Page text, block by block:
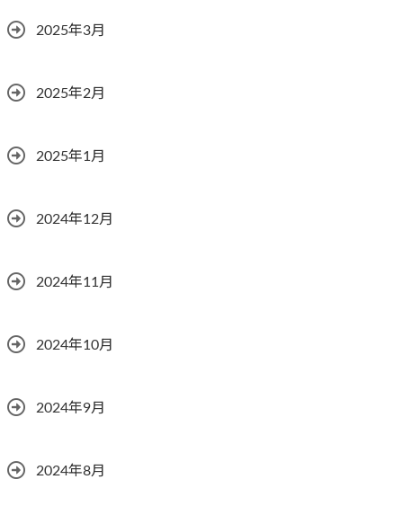
2025年3月
2025年2月
2025年1月
2024年12月
2024年11月
2024年10月
2024年9月
2024年8月